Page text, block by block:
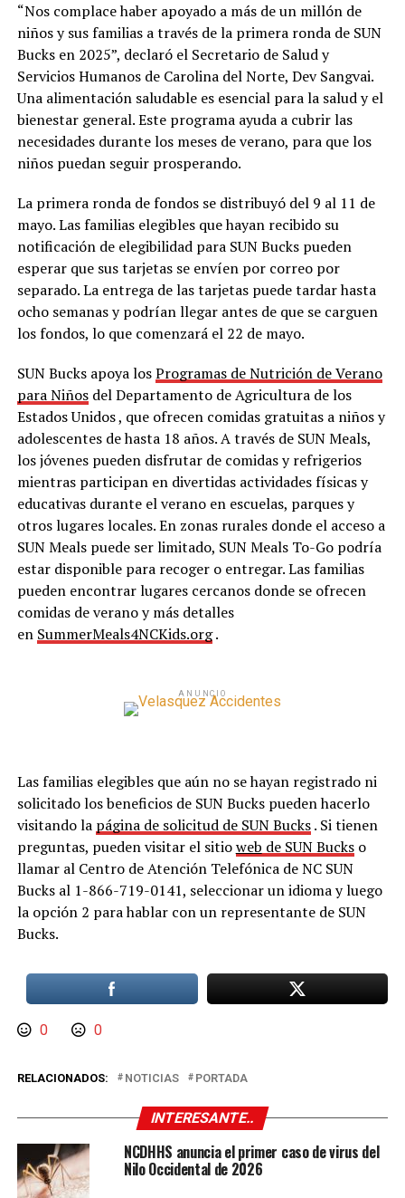
“Nos complace haber apoyado a más de un millón de
niños y sus familias a través de la primera ronda de SUN
Bucks en 2025”, declaró el Secretario de Salud y
Servicios Humanos de Carolina del Norte, Dev Sangvai.
Una alimentación saludable es esencial para la salud y el
bienestar general. Este programa ayuda a cubrir las
necesidades durante los meses de verano, para que los
niños puedan seguir prosperando.
La primera ronda de fondos se distribuyó del 9 al 11 de
mayo. Las familias elegibles que hayan recibido su
notificación de elegibilidad para SUN Bucks pueden
esperar que sus tarjetas se envíen por correo por
separado. La entrega de las tarjetas puede tardar hasta
ocho semanas y podrían llegar antes de que se carguen
los fondos, lo que comenzará el 22 de mayo.
SUN Bucks apoya losProgramas de Nutrición de Verano
para Niñosdel Departamento de Agricultura de los
Estados Unidos , que ofrecen comidas gratuitas a niños y
adolescentes de hasta 18 años. A través de SUN Meals,
los jóvenes pueden disfrutar de comidas y refrigerios
mientras participan en divertidas actividades físicas y
educativas durante el verano en escuelas, parques y
otros lugares locales. En zonas rurales donde el acceso a
SUN Meals puede ser limitado, SUN Meals To-Go podría
estar disponible para recoger o entregar. Las familias
pueden encontrar lugares cercanos donde se ofrecen
comidas de verano y más detalles
en SummerMeals4NCKids.org.
ANUNCIO
Las familias elegibles que aún no se hayan registrado ni
solicitado los beneficios de SUN Bucks pueden hacerlo
visitando la página de solicitud de SUN Bucks. Si tienen
preguntas, pueden visitar el sitioweb de SUN Buckso
llamar al Centro de Atención Telefónica de NC SUN
Bucks al 1-866-719-0141, seleccionar un idioma y luego
la opción 2 para hablar con un representante de SUN
Bucks.
0 0
RELACIONADOS: NOTICIAS PORTADA
INTERESANTE..
NCDHHS anuncia el primer caso de virus del
Nilo Occidental de 2026